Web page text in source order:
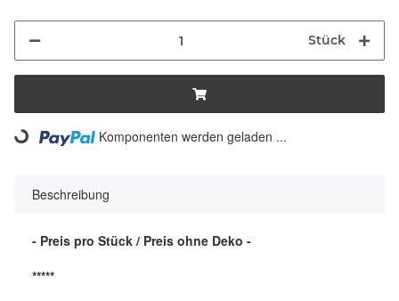
Stück
Loading... Komponenten werden geladen ...
Beschreibung
- Preis pro Stück / Preis ohne Deko -
*****